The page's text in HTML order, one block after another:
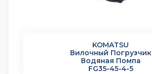
KOMATSU
Вилочный Погрузчик
Водяная Помпа
FG35-45-4-5